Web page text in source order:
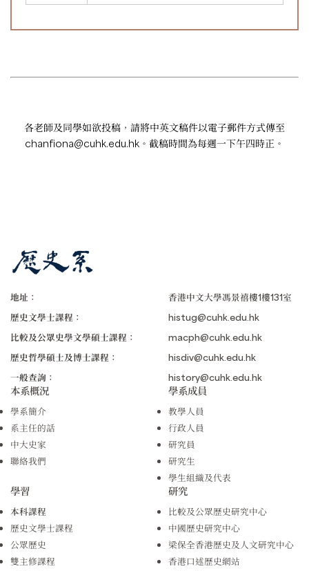
各老師及同學如欲投稿，請將中英文稿件以電子郵件方式傳至
chanfiona@cuhk.edu.hk 。截稿時間為每週一下午四時正。
地址：
香港中文大學馮景禧樓1樓131室
歷史文學士課程：
histug@cuhk.edu.hk
比較及公眾史學文學碩士課程：
macph@cuhk.edu.hk
歷史哲學碩士及博士課程：
hisdiv@cuhk.edu.hk
一般查詢：
history@cuhk.edu.hk
本系概況
學系簡介
系主任的話
中大史家
聯絡我們
學系成員
教學人員
行政人員
研究員
研究生
學生組織及代表
學習
本科課程
歷史文學士課程
公眾歷史
雙主修課程
研究
比較及公眾歷史研究中心
中國歷史研究中心
梁保全香港歷史及人文研究中心
香港口述歷史網站